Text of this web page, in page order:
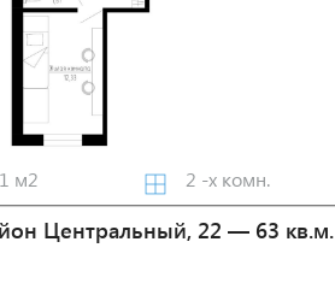
м2 2 -х комн.
Центральный, 22 — 63 кв.м.